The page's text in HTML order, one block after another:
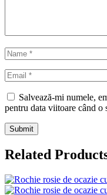
Salvează-mi numele,
pentru data viitoare când o
Related